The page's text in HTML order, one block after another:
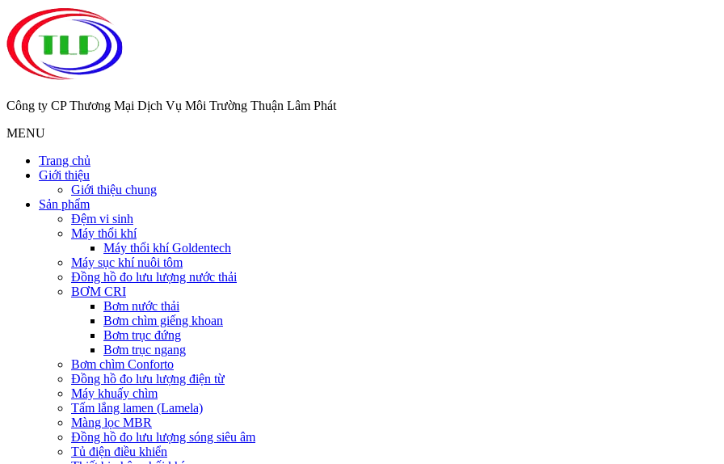
Công ty CP Thương Mại Dịch Vụ Môi Trường Thuận Lâm Phát
MENU
Trang chủ
Giới thiệu
Giới thiệu chung
Sản phẩm
Đệm vi sinh
Máy thổi khí
Máy thổi khí Goldentech
Máy sục khí nuôi tôm
Đồng hồ đo lưu lượng nước thải
BƠM CRI
Bơm nước thải
Bơm chìm giếng khoan
Bơm trục đứng
Bơm trục ngang
Bơm chìm Conforto
Đồng hồ đo lưu lượng điện từ
Máy khuấy chìm
Tấm lắng lamen (Lamela)
Màng lọc MBR
Đồng hồ đo lưu lượng sóng siêu âm
Tủ điện điều khiển